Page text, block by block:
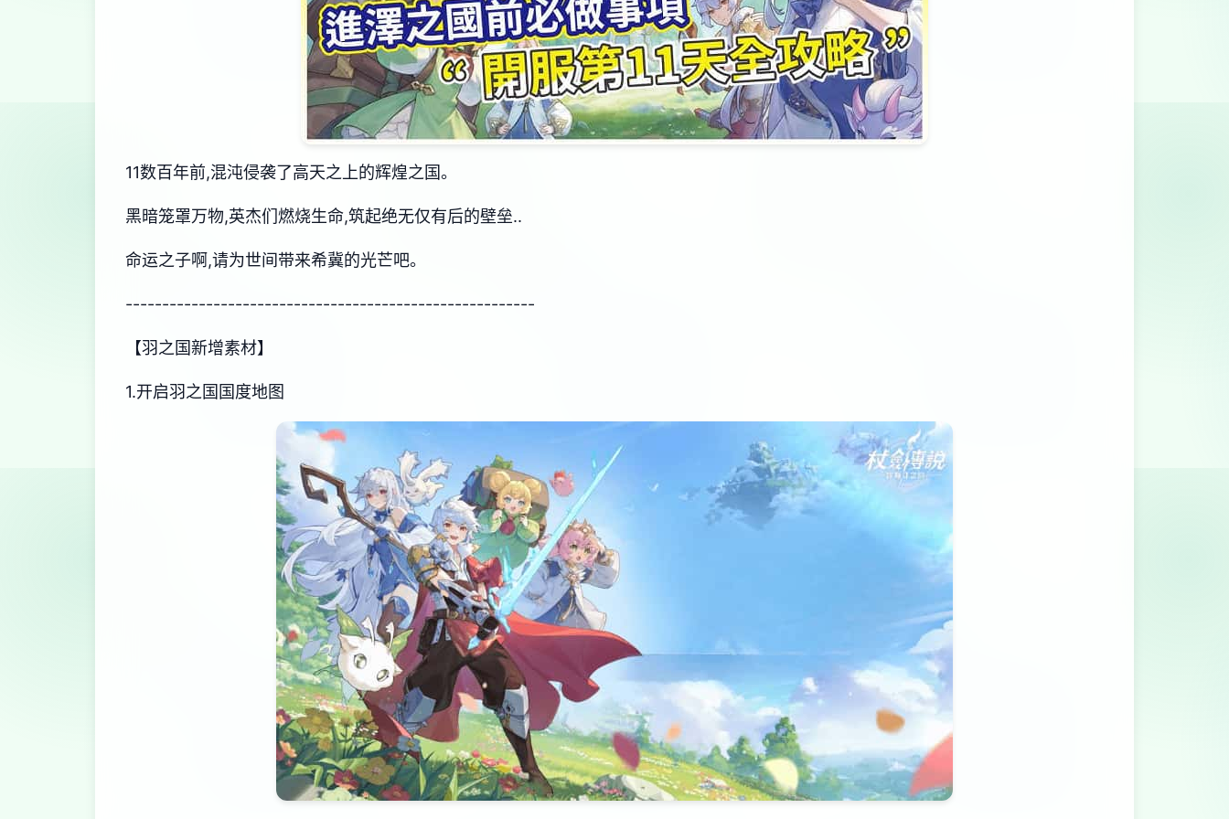
11数百年前,混沌侵袭了高天之上的辉煌之国。
黑暗笼罩万物,英杰们燃烧生命,筑起绝无仅有后的壁垒..
命运之子啊,请为世间带来希冀的光芒吧。
--------------------------------------------------------
【羽之国新增素材】
1.开启羽之国国度地图